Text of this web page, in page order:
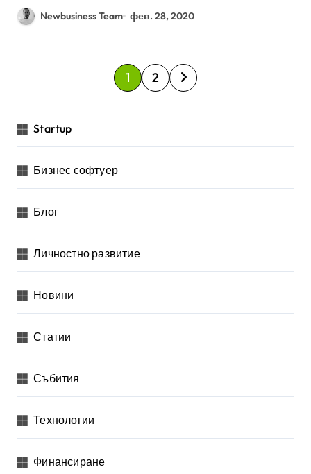
Newbusiness Team фев. 28, 2020
Р
а
д
е
л
н
е
у
л
к
1 2
Startup
Бизнес софтуер
Блог
Личностно развитие
Новини
Статии
Събития
Технологии
Финансиране